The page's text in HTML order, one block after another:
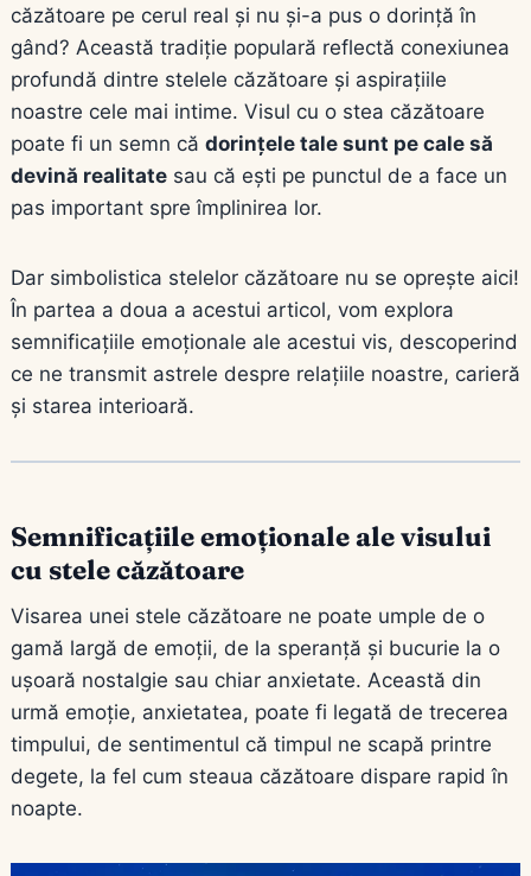
căzătoare pe cerul real și nu și-a pus o dorință în
gând? Această tradiție populară reflectă conexiunea
profundă dintre stelele căzătoare și aspirațiile
noastre cele mai intime. Visul cu o stea căzătoare
poate fi un semn că dorințele tale sunt pe cale să
devină realitate sau că ești pe punctul de a face un
pas important spre împlinirea lor.
Dar simbolistica stelelor căzătoare nu se oprește aici!
În partea a doua a acestui articol, vom explora
semnificațiile emoționale ale acestui vis, descoperind
ce ne transmit astrele despre relațiile noastre, carieră
și starea interioară.
Semnificațiile emoționale ale visului
cu stele căzătoare
Visarea unei stele căzătoare ne poate umple de o
gamă largă de emoții, de la speranță și bucurie la o
ușoară nostalgie sau chiar anxietate. Această din
urmă emoție, anxietatea, poate fi legată de trecerea
timpului, de sentimentul că timpul ne scapă printre
degete, la fel cum steaua căzătoare dispare rapid în
noapte.